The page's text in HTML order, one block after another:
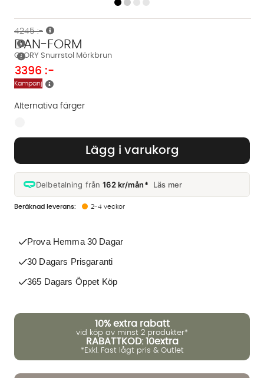
GLORY Snurrstol Mörkbrun
DAN-FORM
3396 :-
4245 :-
Kampanj
Lägg i varukorg
Delbetalning från162 kr/mån* Läs mer
2-4 veckor
Alternativa färger
Prova Hemma 30 Dagar
30 Dagars Prisgaranti
365 Dagars Öppet Köp
10% extra rabatt
vid köp av minst 2 produkter*
RABATTKOD: 10extra
*Exkl. Fast lågt pris & Outlet
inte dina uppgifter med tredje part. Läs mer i vår
integritetspolicy.
Jag godkänner att konversationen sparas
Starta chatten